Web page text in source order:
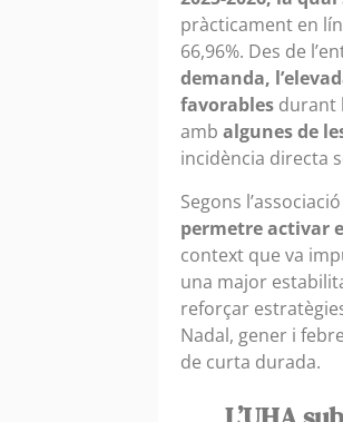
pràcticament en
66,96%. Des de
demanda,
favorables durant
amb algunes de
incidència directa
Segons
permetre activar
context que va
una major
reforçar
Nadal, gener i
de curta durada.